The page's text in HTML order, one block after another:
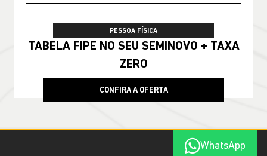
PESSOA FÍSICA
TABELA FIPE NO SEU SEMINOVO + TAXA
ZERO
CONFIRA A OFERTA
WhatsApp